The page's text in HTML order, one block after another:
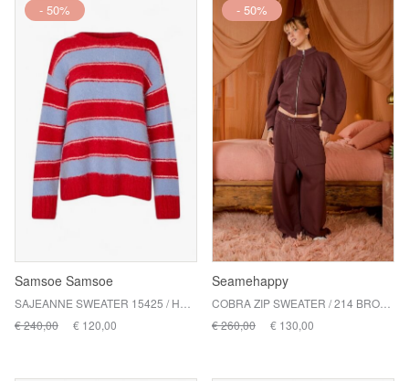
- 50%
Samsoe Samsoe
€ 240,00
€ 120,00
- 50%
Seamehappy
€ 260,00
€ 130,00